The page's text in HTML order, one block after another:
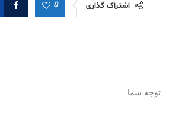
اشتراک گذاری 0